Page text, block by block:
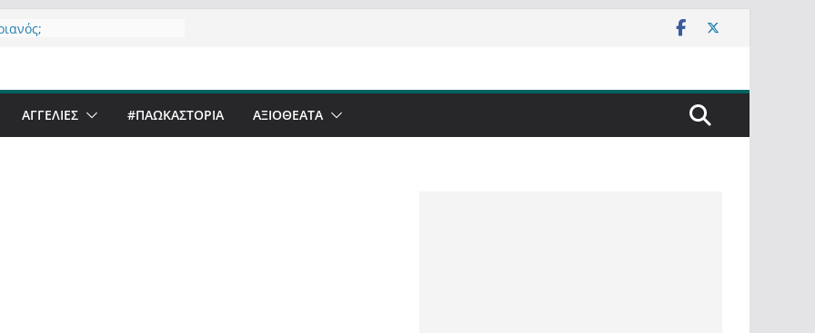
να αντέξει ο
και συμπλήρωση
του από 14/01/2021
ΑΓΓΕΛΙΕΣ #ΠΑΩΚΑΣΤΟΡΙΑ ΑΞΙΟΘΈΑΤΑ